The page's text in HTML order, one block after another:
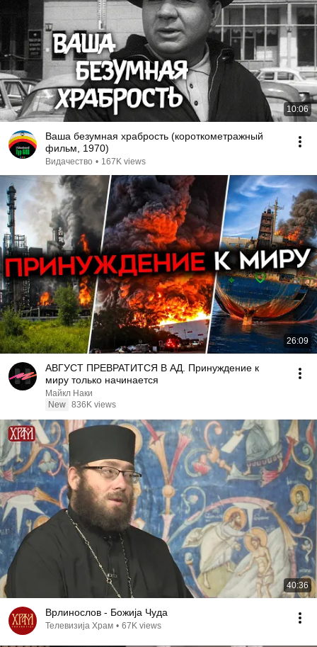
10:06
Ваша безумная храбрость (короткометражный
фильм, 1970)
Видачество • 167K views
26:09
АВГУСТ ПРЕВРАТИТСЯ В АД. Принуждение к
миру только начинается
Майкл Наки
New 836K views
40:36
Врлинослов - Божија Чуда
Телевизија Храм • 67K views